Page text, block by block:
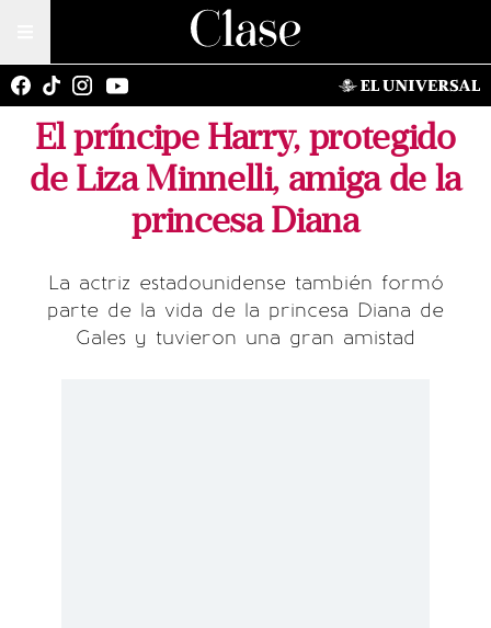
El príncipe Harry, protegido
de Liza Minnelli, amiga de la
princesa Diana
La actriz estadounidense también formó
parte de la vida de la princesa Diana de
Gales y tuvieron una gran amistad